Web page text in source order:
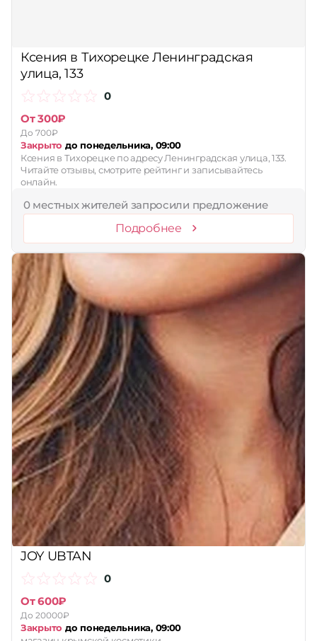
Ксения в Тихорецке Ленинградская
улица, 133
0
От 300₽
До 700₽
Закрыто до понедельника, 09:00
Ксения в Тихорецке по адресу Ленинградская улица, 133.
Читайте отзывы, смотрите рейтинг и записывайтесь
онлайн.
0 местных жителей запросили предложение
Подробнее
JOY UBTAN
0
От 600₽
До 20000₽
Закрыто до понедельника, 09:00